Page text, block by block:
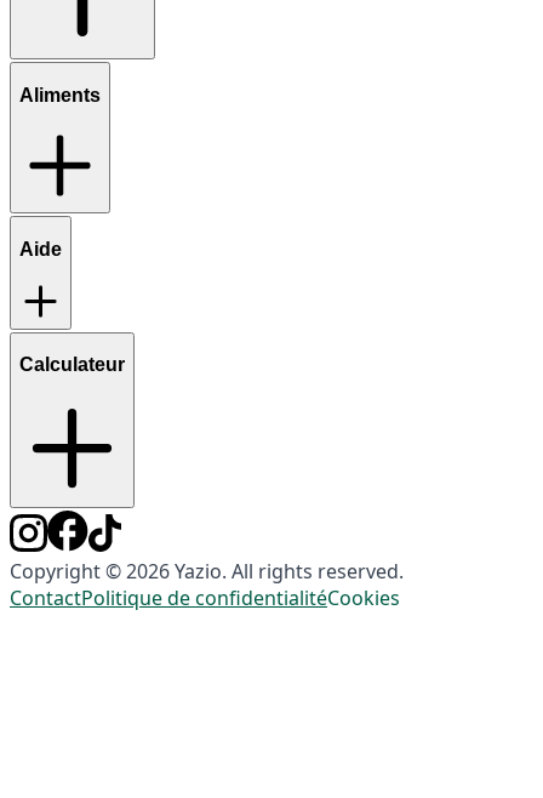
Aliments
Aide
Calculateur
Copyright © 2026 Yazio. All rights reserved.
ContactPolitique de confidentialitéCookies